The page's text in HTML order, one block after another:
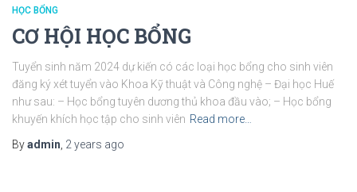
HỌC BỔNG
CƠ HỘI HỌC BỔNG
Tuyển sinh năm 2024 dự kiến có các loại học bổng cho sinh viên
đăng ký xét tuyển vào Khoa Kỹ thuật và Công nghệ – Đại học Huế
như sau: – Học bổng tuyên dương thủ khoa đầu vào; – Học bổng
khuyến khích học tập cho sinh viên Read more…
Byadmin 2 years ago